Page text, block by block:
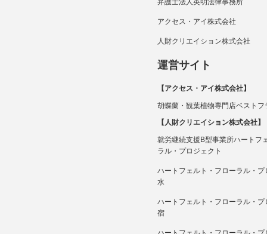
弁護士法人英明法律事務所
アクセス・アイ株式会社
人財クリエイション株式会社
運営サイト
【アクセス・アイ株式会社】
胡蝶蘭・観葉植物専門店ベストフ
【人財クリエイション株式会社】
就労継続支援B型事業所ハートフ
ラル・プロジェクト
ハートフェルト・フローラル・プ
水
ハートフェルト・フローラル・プ
宿